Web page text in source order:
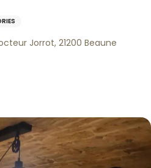
Jorrot, 21200 Beaune